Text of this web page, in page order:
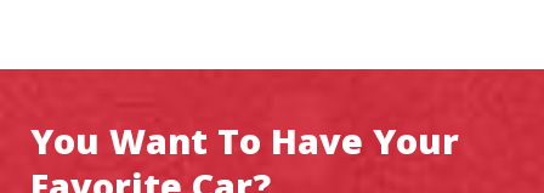
You Want To Have Your